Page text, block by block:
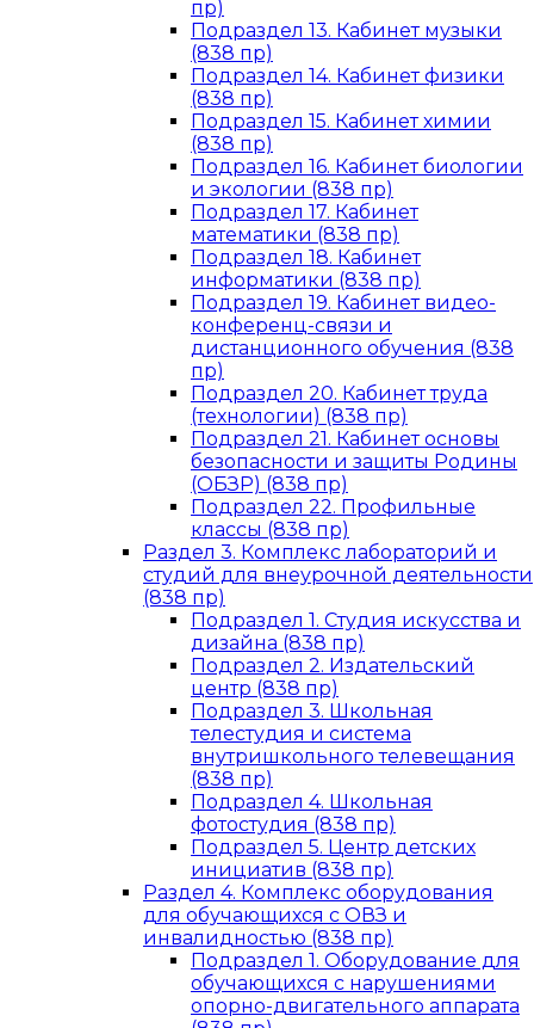
пр)
Подраздел 13. Кабинет музыки
(838 пр)
Подраздел 14. Кабинет физики
(838 пр)
Подраздел 15. Кабинет химии
(838 пр)
Подраздел 16. Кабинет биологии
и экологии (838 пр)
Подраздел 17. Кабинет
математики (838 пр)
Подраздел 18. Кабинет
информатики (838 пр)
Подраздел 19. Кабинет видео-
конференц-связи и
дистанционного обучения (838
пр)
Подраздел 20. Кабинет труда
(технологии) (838 пр)
Подраздел 21. Кабинет основы
безопасности и защиты Родины
(ОБЗР) (838 пр)
Подраздел 22. Профильные
классы (838 пр)
Раздел 3. Комплекс лабораторий и
студий для внеурочной деятельности
(838 пр)
Подраздел 1. Студия искусства и
дизайна (838 пр)
Подраздел 2. Издательский
центр (838 пр)
Подраздел 3. Школьная
телестудия и система
внутришкольного телевещания
(838 пр)
Подраздел 4. Школьная
фотостудия (838 пр)
Подраздел 5. Центр детских
инициатив (838 пр)
Раздел 4. Комплекс оборудования
для обучающихся с ОВЗ и
инвалидностью (838 пр)
Подраздел 1. Оборудование для
обучающихся с нарушениями
опорно-двигательного аппарата